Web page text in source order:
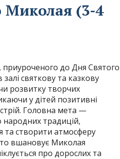
Миколая (3-4
приуроченого до Дня Святого
святкову та казкову
розвитку творчих
у дітей позитивні
Головна мета —
традицій,
та створити атмосферу
вшановує Миколая
про дорослих та